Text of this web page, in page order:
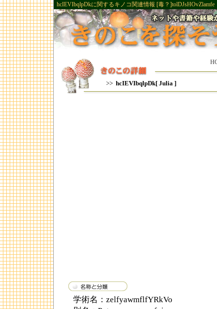
hcIEVIbqlpDkに関するキノコ関連情報 [毒？]tolDJsHOvZlamfe
>> hcIEVIbqlpDk[ Julia ]
学術名：zelfyawmflfYRkVo